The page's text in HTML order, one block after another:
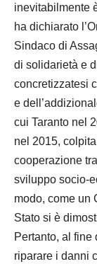
inevitabilmente
ha dichiarato
Sindaco di
di solidarietà e
concretizzatesi
e
cui Taranto nel
nel 2015,
cooperazione
sviluppo socio-
modo, come un
Stato si è
Pertanto, al fine
riparare i danni